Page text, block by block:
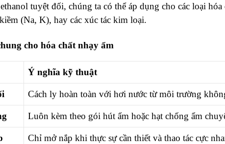
tuyệt đối, chúng ta có thể áp dụng cho các loại
(Na, K), hay các xúc tác kim loại.
cho hóa chất nhạy ẩm
Ý nghĩa kỹ thuật
Cách ly hoàn toàn với hơi nước từ môi trường
Luôn kèm theo gói hút ẩm hoặc hạt chống ẩm
Chỉ mở nắp khi thực sự cần thiết và thao tác cực